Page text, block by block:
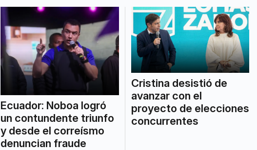
Ecuador: Noboa logró
un contundente triunfo
y desde el correísmo
denuncian fraude
Cristina desistió de
avanzar con el
proyecto de elecciones
concurrentes